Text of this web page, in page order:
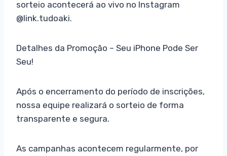
sorteio acontecerá ao vivo no Instagram
@link.tudoaki.
Detalhes da Promoção – Seu iPhone Pode Ser
Seu!
Após o encerramento do período de inscrições,
nossa equipe realizará o sorteio de forma
transparente e segura.
As campanhas acontecem regularmente, por